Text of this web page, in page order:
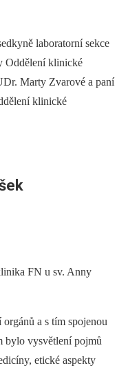
laboratorní sekce
Oddělení klinické
Marty Zvarové a paní
klinické
FN u sv. Anny
a s tím spojenou
bylo vysvětlení pojmů
etické aspekty